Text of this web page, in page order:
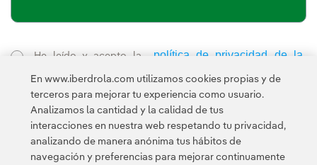
He leído y acepto la
política de privacidad de la
Newsletter
Enlace externo, se abre en ventana nueva.
Esta página está protegida por reCAPTCHA y se aplican la
Política de privacidad y los
En www.iberdrola.com utilizamos cookies propias y de
terceros para mejorar tu experiencia como usuario.
Analizamos la cantidad y la calidad de tus
interacciones en nuestra web respetando tu privacidad,
analizando de manera anónima tus hábitos de
navegación y preferencias para mejorar continuamente